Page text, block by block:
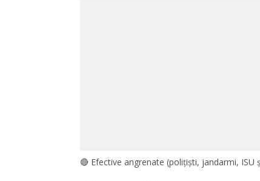
🔴 Efective angrenate (polițiști, jandarmi, ISU